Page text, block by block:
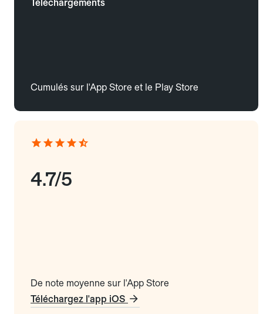
Téléchargements
Cumulés sur l'App Store et le Play Store
4.7/5
De note moyenne sur l'App Store
Téléchargez l'app iOS